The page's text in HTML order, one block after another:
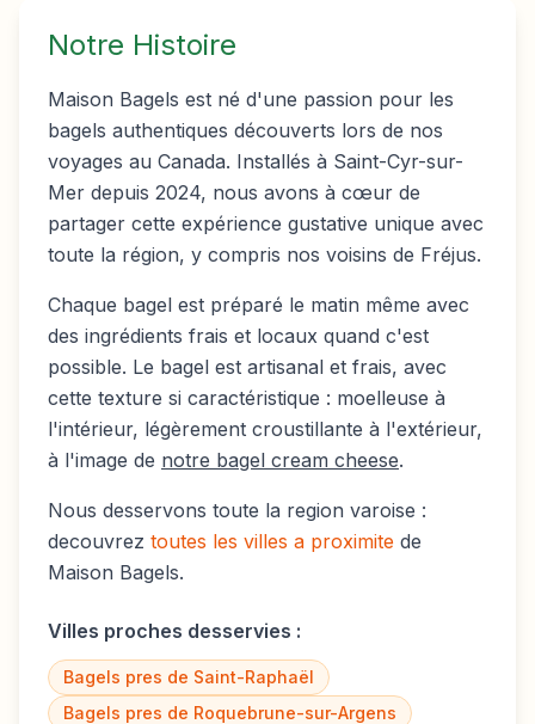
Notre Histoire
Maison Bagels est né d'une passion pour les
bagels authentiques découverts lors de nos
voyages au Canada. Installés à Saint-Cyr-sur-
Mer depuis 2024, nous avons à cœur de
partager cette expérience gustative unique avec
toute la région, y compris nos voisins de Fréjus.
Chaque bagel est préparé le matin même avec
des ingrédients frais et locaux quand c'est
possible. Le bagel est artisanal et frais, avec
cette texture si caractéristique : moelleuse à
l'intérieur, légèrement croustillante à l'extérieur,
à l'image de notre bagel cream cheese.
Nous desservons toute la region varoise :
decouvrez toutes les villes a proximite de
Maison Bagels.
Villes proches desservies :
Bagels pres de Saint-Raphaël
Bagels pres de Roquebrune-sur-Argens